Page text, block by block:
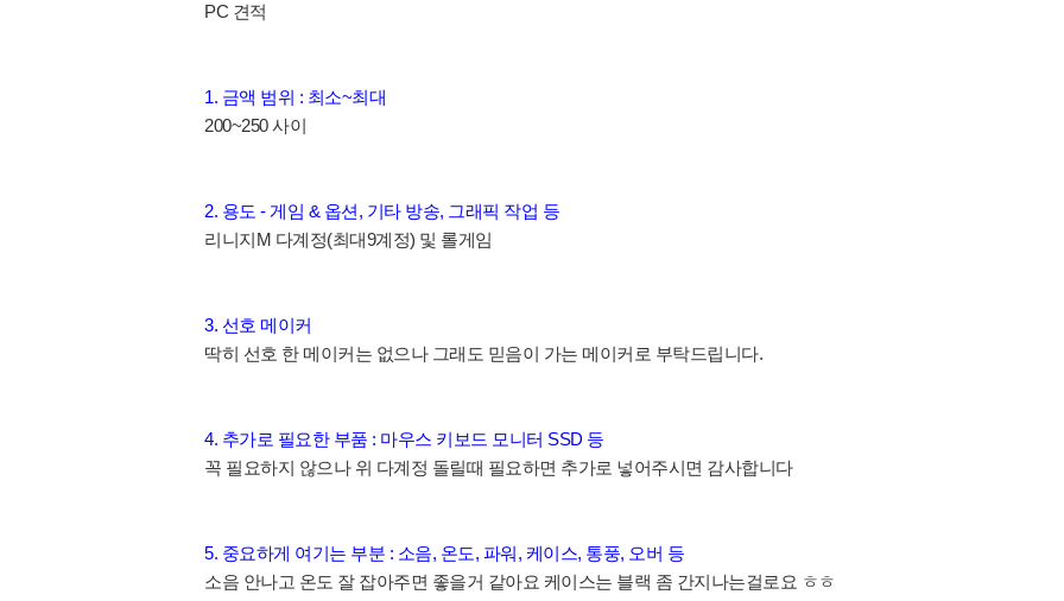
PC 견적
1. 금액 범위 : 최소~최대
200~250 사이
2. 용도 - 게임 & 옵션, 기타 방송, 그래픽 작업 등
리니지M 다계정(최대9계정) 및 롤게임
3. 선호 메이커
딱히 선호 한 메이커는 없으나 그래도 믿음이 가는 메이커로 부탁드립니다.
4. 추가로 필요한 부품 : 마우스 키보드 모니터 SSD 등
꼭 필요하지 않으나 위 다계정 돌릴때 필요하면 추가로 넣어주시면 감사합니다
5. 중요하게 여기는 부분 : 소음, 온도, 파워, 케이스, 통풍, 오버 등
소음 안나고 온도 잘 잡아주면 좋을거 같아요 케이스는 블랙 좀 간지나는걸로요 ㅎㅎ